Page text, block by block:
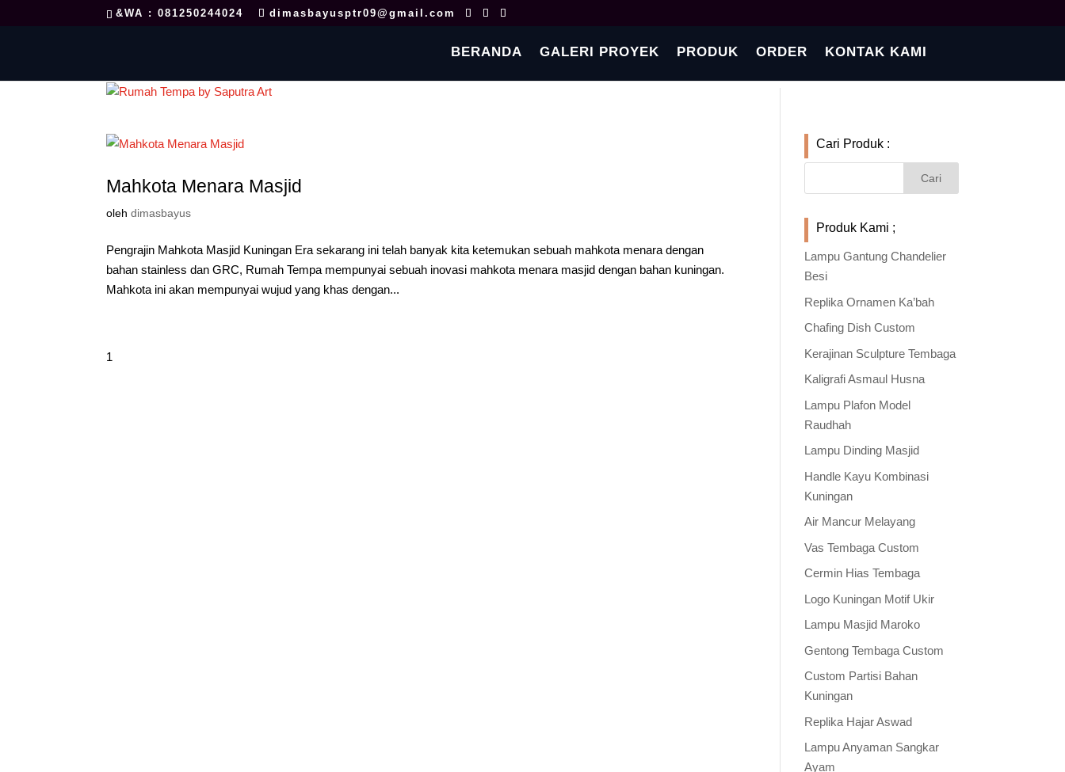
&WA : 081250244024 dimasbayusptr09@gmail.com
BERANDA GALERI PROYEK PRODUK ORDER KONTAK KAMI
Mahkota Menara Masjid
olehdimasbayus
Pengrajin Mahkota Masjid Kuningan Era sekarang ini telah banyak kita ketemukan sebuah mahkota menara dengan
bahan stainless dan GRC, Rumah Tempa mempunyai sebuah inovasi mahkota menara masjid dengan bahan kuningan.
Mahkota ini akan mempunyai wujud yang khas dengan...
1
Cari Produk :
Produk Kami ;
Lampu Gantung Chandelier
Besi
Replika Ornamen Ka’bah
Chafing Dish Custom
Kerajinan Sculpture Tembaga
Kaligrafi Asmaul Husna
Lampu Plafon Model
Raudhah
Lampu Dinding Masjid
Handle Kayu Kombinasi
Kuningan
Air Mancur Melayang
Vas Tembaga Custom
Cermin Hias Tembaga
Logo Kuningan Motif Ukir
Lampu Masjid Maroko
Gentong Tembaga Custom
Custom Partisi Bahan
Kuningan
Replika Hajar Aswad
Lampu Anyaman Sangkar
Ayam